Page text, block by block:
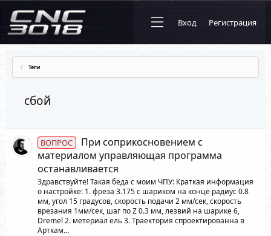
Вход Регистрация
Теги
сбой
ВОПРОС
При соприкосновением с
материалом управляющая программа
останавливается
Здравствуйте! Такая беда с моим ЧПУ: Краткая информация
о настройке: 1. фреза 3.175 с шариком на конце радиус 0.8
мм, угол 15 градусов, скорость подачи 2 мм/сек, скорость
врезания 1мм/сек, шаг по Z 0.3 мм, лезвий на шарике 6,
Dremel 2. метериал ель 3. Траектория спроектированна в
Арткам...